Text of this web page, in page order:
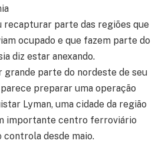
recapturar parte das regiões que
ocupado e que fazem parte do
diz estar anexando.
grande parte do nordeste de seu
preparar uma operação
Lyman, uma cidade da região
importante centro ferroviário
desde maio.